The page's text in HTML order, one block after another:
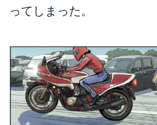
ってしまった。